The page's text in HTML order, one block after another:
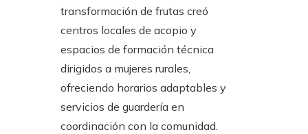
transformación de frutas creó
centros locales de acopio y
espacios de formación técnica
dirigidos a mujeres rurales,
ofreciendo horarios adaptables y
servicios de guardería en
coordinación con la comunidad.